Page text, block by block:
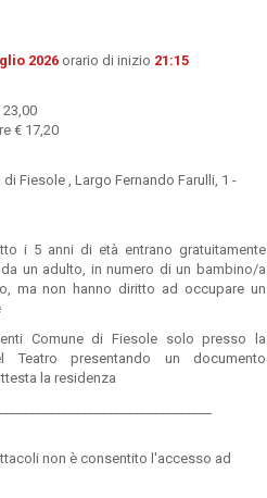
2026orario di inizio 21:15
€ 17,20
Fiesole , Largo Fernando Farulli, 1 -
i 5 anni di età entrano gratuitamente
un adulto, in numero di un bambino/a
ma non hanno diritto ad occupare un
Comune di Fiesole solo presso la
Teatro presentando un documento
la residenza
non è consentito l'accesso ad